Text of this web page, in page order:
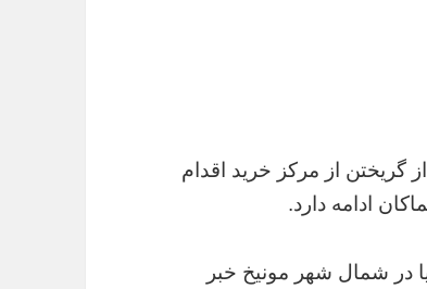
وله، این جوان ۱۸ ساله پس از گریختن از مرکز خرید اقدام
ادامه دارد.
در شمال شهر مونیخ خبر